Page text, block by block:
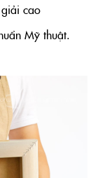
cao
Mỹ thuật.